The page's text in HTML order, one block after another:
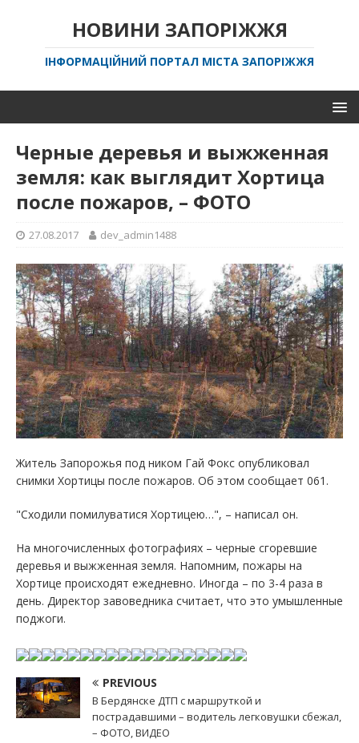
НОВИНИ ЗАПОРІЖЖЯ
ІНФОРМАЦІЙНИЙ ПОРТАЛ МІСТА ЗАПОРІЖЖЯ
Черные деревья и выжженная
земля: как выглядит Хортица
после пожаров, – ФОТО
27.08.2017 dev_admin1488
Житель Запорожья под ником Гай Фокс опубликовал
снимки Хортицы после пожаров. Об этом сообщает 061.
"Сходили помилуватися Хортицею…", – написал он.
На многочисленных фотографиях – черные сгоревшие
деревья и выжженная земля. Напомним, пожары на
Хортице происходят ежедневно. Иногда – по 3-4 раза в
день. Директор завоведника считает, что это умышленные
поджоги.
PREVIOUS
В Бердянске ДТП с маршруткой и
пострадавшими – водитель легковушки сбежал,
– ФОТО, ВИДЕО